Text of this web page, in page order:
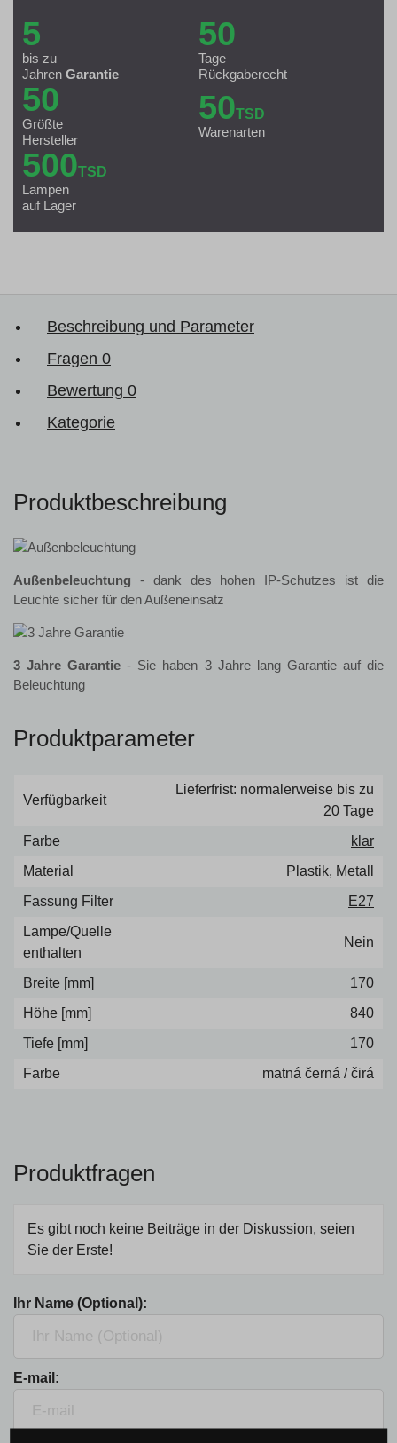
5
bis zu
Jahren Garantie
50
Tage
Rückgaberecht
50
Größte
Hersteller
50TSD
Warenarten
500TSD
Lampen
auf Lager
Beschreibung und Parameter
Fragen 0
Bewertung 0
Kategorie
Produktbeschreibung
Außenbeleuchtung - dank des hohen IP-Schutzes ist die
Leuchte sicher für den Außeneinsatz
3 Jahre Garantie - Sie haben 3 Jahre lang Garantie auf die
Beleuchtung
Produktparameter
Verfügbarkeit
Lieferfrist: normalerweise bis zu
20 Tage
Farbe
klar
Material
Plastik, Metall
Fassung Filter
E27
Lampe/Quelle
enthalten
Nein
Breite [mm]
170
Höhe [mm]
840
Tiefe [mm]
170
Farbe
matná černá / čirá
Produktfragen
Es gibt noch keine Beiträge in der Diskussion, seien
Sie der Erste!
Ihr Name (Optional):
E-mail: